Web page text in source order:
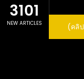
3101
NEW ARTICLES
ตรกำจัดเพลี้ย มด
(คลิ